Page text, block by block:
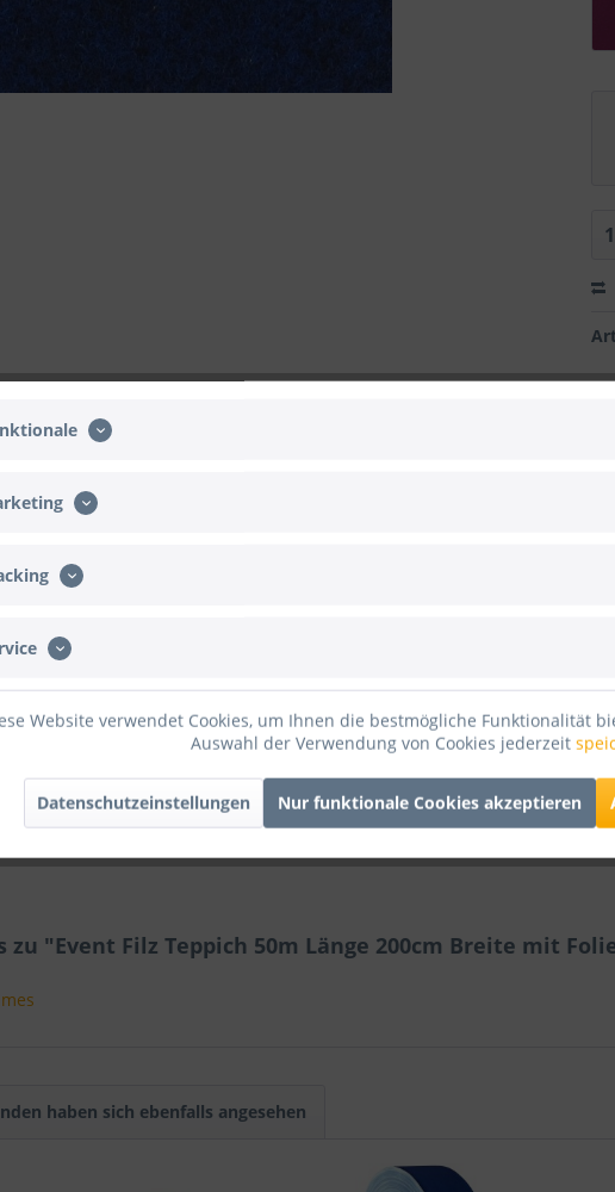
Länge 200cm Breite mit Folienabdeckung
DIN 4102 B1, ca. 2mm Polhöhe
besonders leicht verlegen. Er wirft keine Falten und ist leicht mit
und sonstige Veranstaltungen.
Sie den richtigen Halt Ihres Ripsteppichs sicher. Bestellen Sie
sich einfach in der Rubrik „Zubehör“ um.
Laminat, Kacheln, Fliesen, Marmor, usw.)empfehlen wir zuerst das
Klebeband zu kleben.
gegen einen geringen Aufpreis zuschicken lassen.
vor dem Kaufper Email anfragen. Danke!
"Event Filz Teppich 50m Länge 200cm Breite mit
haben sich ebenfalls angesehen
Website verwendet Cookies, um Ihnen die bestmögliche Funktionalität
Auswahl der Verwendung von Cookies jederzeit
Datenschutzeinstellungen Nur funktionale Cookies akzeptieren